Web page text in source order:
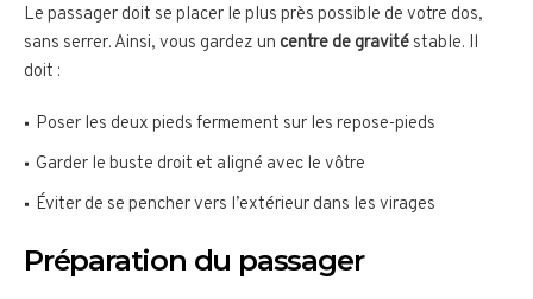
Le passager doit se placer le plus près possible de votre dos,
sans serrer. Ainsi, vous gardez un centre de gravité stable. Il
doit :
Poser les deux pieds fermement sur les repose-pieds
Garder le buste droit et aligné avec le vôtre
Éviter de se pencher vers l’extérieur dans les virages
Préparation du passager